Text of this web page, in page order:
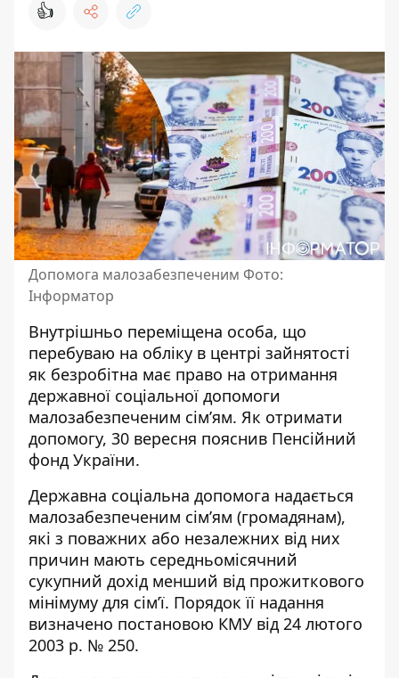
👍
Допомога малозабезпеченим Фото:
Інформатор
Внутрішньо переміщена особа, що
перебуваю на обліку в центрі зайнятості
як безробітна має право на отримання
державної соціальної допомоги
малозабезпеченим сім’ям. Як отримати
допомогу, 30 вересня пояснив Пенсійний
фонд України.
Державна соціальна допомога надається
малозабезпеченим сім’ям (громадянам),
які з поважних або незалежних від них
причин мають середньомісячний
сукупний дохід менший від прожиткового
мінімуму для сім’ї. Порядок її надання
визначено постановою КМУ від 24 лютого
2003 р. № 250.